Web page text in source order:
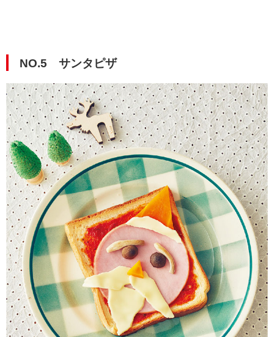
NO.5 サンタピザ